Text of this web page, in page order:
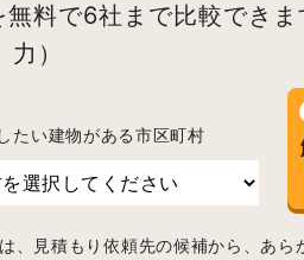
料で6社まで比較できま
力）
たい建物がある市区町村
、見積もり依頼先の候補から、あら